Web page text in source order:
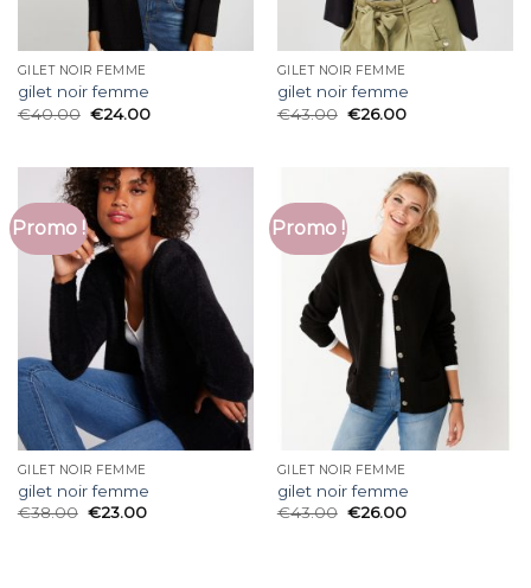
GILET NOIR FEMME
gilet noir femme
€40.00 €24.00
GILET NOIR FEMME
gilet noir femme
€43.00 €26.00
Promo !
GILET NOIR FEMME
gilet noir femme
€38.00 €23.00
Promo !
GILET NOIR FEMME
gilet noir femme
€43.00 €26.00